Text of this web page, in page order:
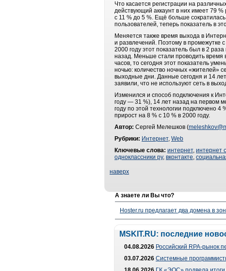
Что касается регистрации на
действующий аккаунт в них имеет 79
с 11 % до 5 %. Ещё больше
пользователей, теперь показатель в
Меняется также время выхода в
и развлечений. Поэтому в промежутке
2000 году этот показатель был в 2
назад. Меньше стали проводить время
часов, то сегодня этот показатель
ночью: количество ночных «жителей»
выходные дни. Данные сегодня и 14
заявили, что не используют сеть в
Изменился и способ подключения к
году — 31 %), 14 лет назад на первом
году по этой технологии подключено 4
прирост на 8 % с 10 % в 2000 году.
Автор: Сергей Мелешков (
Рубрики: Интернет, Web
Ключевые слова: интернет, интернет
одноклассники ру, вконтакте,
наверх
А знаете ли Вы что?
Hoster.ru предлагает два домена в
MSKIT.RU: последние
04.08.2026 Российский RPA-рынок
03.07.2026 Системные